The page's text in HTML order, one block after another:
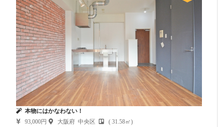
本物にはかなわない！
93,000円
大阪府 中央区 ( 31.58㎡)